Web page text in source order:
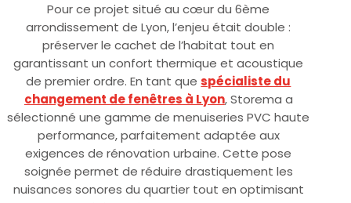
Pour ce projet situé au cœur du 6ème
arrondissement de Lyon, l’enjeu était double :
préserver le cachet de l’habitat tout en
garantissant un confort thermique et acoustique
de premier ordre. En tant quespécialiste du
changement de fenêtres à Lyon, Storema a
sélectionné une gamme de menuiseries PVC haute
performance, parfaitement adaptée aux
exigences de rénovation urbaine. Cette pose
soignée permet de réduire drastiquement les
nuisances sonores du quartier tout en optimisant